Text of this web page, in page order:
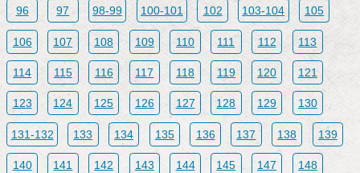
96 97 98-99 100-101 102 103-104 105
106 107 108 109 110 111 112 113
114 115 116 117 118 119 120 121
123 124 125 126 127 128 129 130
131-132 133 134 135 136 137 138 139
140 141 142 143 144 145 147 148